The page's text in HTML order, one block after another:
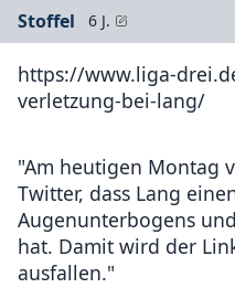
Stoffel 6 J.
https://www.liga-
verletzung-bei-lang/
"Am heutigen Montag
Twitter, dass Lang
Augenunterbogens
hat. Damit wird der
ausfallen."